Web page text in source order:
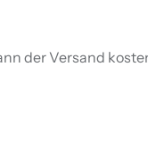
der Versand